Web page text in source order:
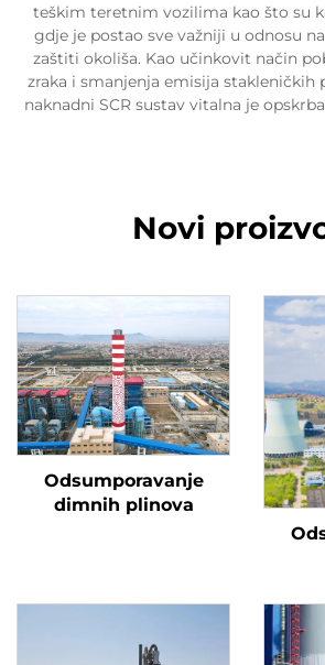
teškim teretnim vozilima kao što su
gdje je postao sve važniji u odnosu
zaštiti okoliša. Kao učinkovit način
zraka i smanjenja emisija stakleničkih
naknadni SCR sustav vitalna je
Novi
Odsumporavanje
dimnih plinova